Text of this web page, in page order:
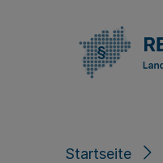
Startseite